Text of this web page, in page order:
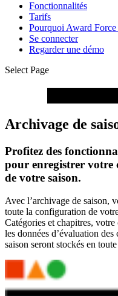
Fonctionnalités
Tarifs
Pourquoi Award Force
Se connecter
Regarder une démo
Select Page
Archivage de
Profitez des
pour enregistrer votre
de votre saison.
Avec l’archivage de saison,
toute la configuration de
Catégories et chapitres,
les données d’évaluation
saison seront stockés en